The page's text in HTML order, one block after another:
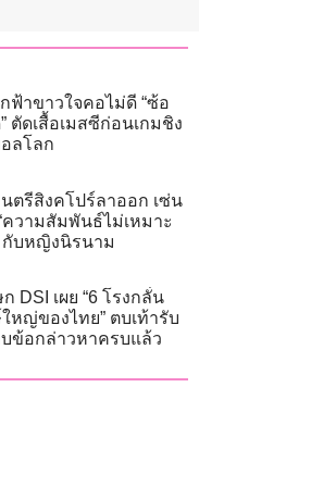
ฟ้าขาวใจคอไม่ดี “ซ้อ
ตัดเสื้อเมสซีก่อนเกมชิง
ลโลก
ตรีสิงคโปร์ลาออก เซ่น
ความสัมพันธ์ไม่เหมาะ
สม” กับหญิงนิรนาม
DSI เผย “6 โรงกลั่น
หญ่ของไทย” ตบเท้ารับ
ข้อกล่าวหาครบแล้ว